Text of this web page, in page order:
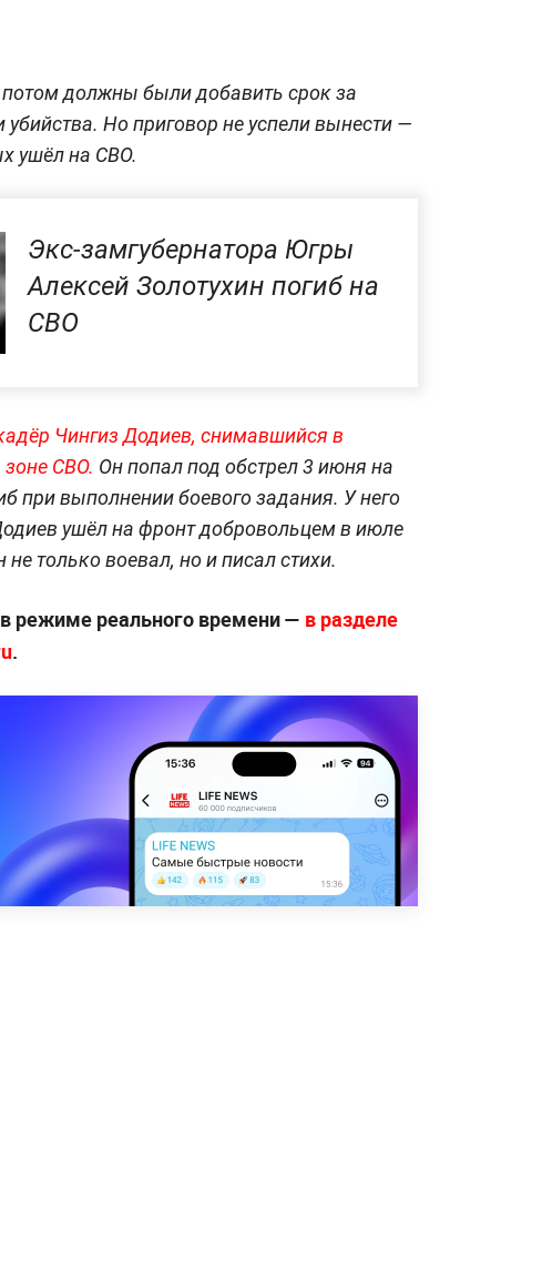
должны были добавить срок за
Но приговор не успели вынести —
ушёл на СВО.
Экс-замгубернатора Югры
Алексей Золотухин погиб на
СВО
Чингиз Додиев, снимавшийся в
СВО. Он попал под обстрел 3 июня на
при выполнении боевого задания. У него
ушёл на фронт добровольцем в июле
только воевал, но и писал стихи.
режиме реального времени — в разделе
.